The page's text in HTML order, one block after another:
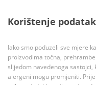
Korištenje
Iako smo poduzeli sve mjere
proizvodima točna,
slijedom navedenoga
alergeni mogu promjeniti.